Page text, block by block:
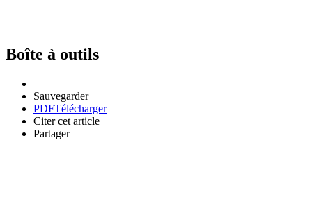
Boîte à outils
Sauvegarder
PDFTélécharger
Citer cet article
Partager